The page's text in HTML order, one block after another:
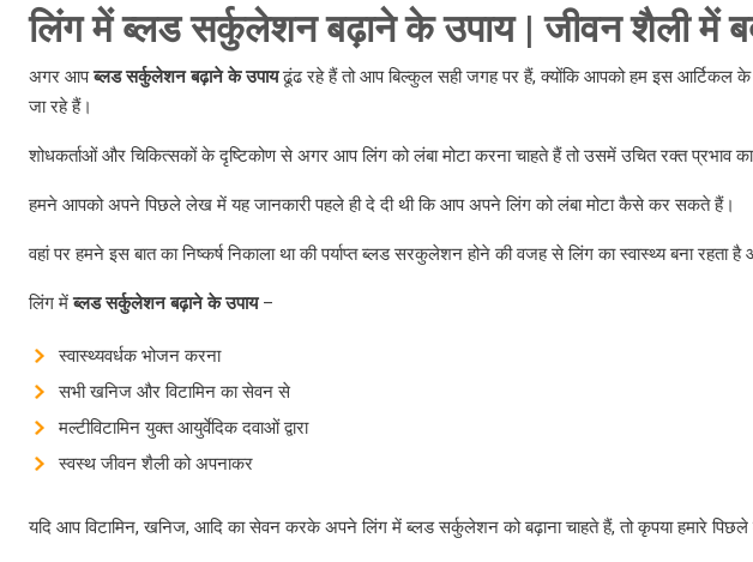
लिंग में ब्लड सर्कुलेशन बढ़ाने के उपाय | जीवन शैली में
अगर आपब्लड सर्कुलेशन बढ़ाने के उपायढूंढ रहे हैं तो आप बिल्कुल सही जगह पर हैं, क्योंकि आपको हम इस आर्टिकल
जा रहे हैं।
शोधकर्ताओं और चिकित्सकों के दृष्टिकोण से अगर आप लिंग को लंबा मोटा करना चाहते हैं तो उसमें उचित रक्त प्रभाव का
हमने आपको अपने पिछले लेख में यह जानकारी पहले ही दे दी थी कि आप अपने लिंग को लंबा मोटा कैसे कर सकते हैं।
वहां पर हमने इस बात का निष्कर्ष निकाला था की पर्याप्त ब्लड सरकुलेशन होने की वजह से लिंग का स्वास्थ्य बना रहता
लिंग मेंब्लडसर्कुलेशनबढ़ानेकेउपाय–
स्वास्थ्यवर्धक भोजन करना
सभी खनिज और विटामिन का सेवन से
मल्टीविटामिन युक्त आयुर्वेदिक दवाओं द्वारा
स्वस्थ जीवन शैली को अपनाकर
यदि आप विटामिन, खनिज, आदि का सेवन करके अपने लिंग में ब्लड सर्कुलेशन को बढ़ाना चाहते हैं, तो कृपया हमारे